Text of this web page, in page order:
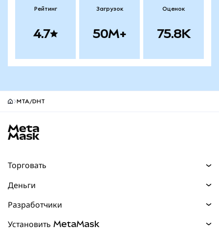
Рейтинг
4.7
Загрузок
50M+
Оценок
75.8K
MTA/DHT
Торговать
Прогнозы
Перпы НОВИНКА
Деньги
Разработчики
Установить MetaMask